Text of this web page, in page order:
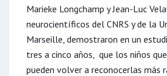
Marieke Longchamp y Jean-Luc
neurocientíficos del CNRS y de la
Marseille, demostraron en un
tres a cinco años, que los niños
pueden volver a reconocerlas más